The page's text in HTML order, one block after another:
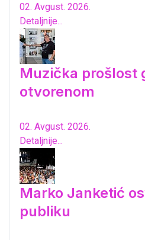
02. Avgust. 2026.
Detaljnije...
Muzička prošlost
otvorenom
02. Avgust. 2026.
Detaljnije...
Marko Janketić
publiku